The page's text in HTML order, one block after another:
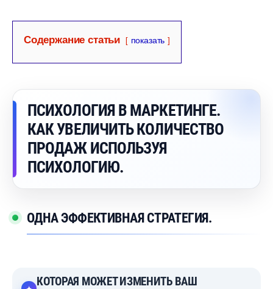
Содержание статьи показать
ПСИХОЛОГИЯ В МАРКЕТИНГЕ.
КАК УВЕЛИЧИТЬ КОЛИЧЕСТВО
ПРОДАЖ ИСПОЛЬЗУЯ
ПСИХОЛОГИЮ.
ОДНА ЭФФЕКТИВНАЯ СТРАТЕГИЯ.
КОТОРАЯ МОЖЕТ ИЗМЕНИТЬ ВАШ